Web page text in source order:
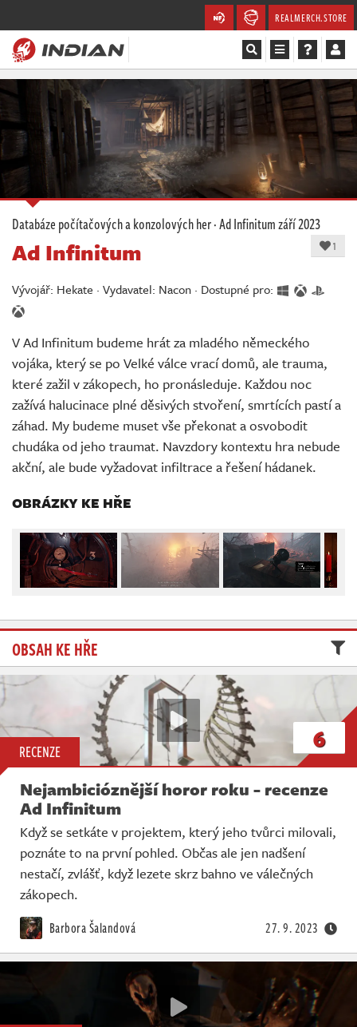
REALMERCH.STORE
Magazín
Recenze
Videa
Soutěže
Databáze
Komunita
Redakce
Živě
Databáze počítačových a konzolových her·Ad Infinitumzáří 2023
1
Ad Infinitum
Vývojář: Hekate · Vydavatel: Nacon · Dostupné pro:
V Ad Infinitum budeme hrát za mladého německého
vojáka, který se po Velké válce vrací domů, ale trauma,
které zažil v zákopech, ho pronásleduje. Každou noc
zažívá halucinace plné děsivých stvoření, smrtících pastí a
záhad. My budeme muset vše překonat a osvobodit
chudáka od jeho traumat. Navzdory kontextu hra nebude
akční, ale bude vyžadovat infiltrace a řešení hádanek.
OBRÁZKY KE HŘE
OBSAH KE HŘE
RECENZE 6
Nejambicióznější horor roku - recenze
Ad Infinitum
Když se setkáte v projektem, který jeho tvůrci milovali,
poznáte to na první pohled. Občas ale jen nadšení
nestačí, zvlášť, když lezete skrz bahno ve válečných
zákopech.
Barbora Šalandová 27. 9. 2023